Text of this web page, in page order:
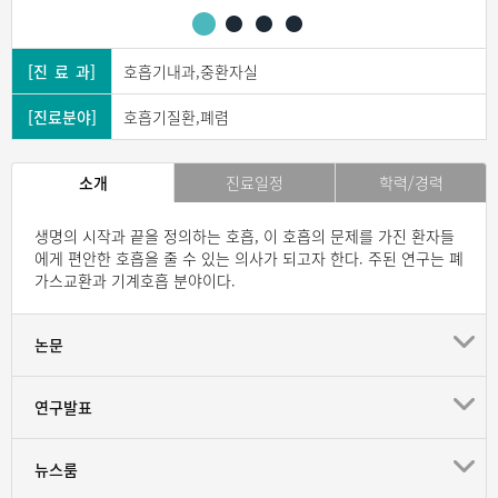
[진 료 과] 호흡기내과,중환자실
[진료분야] 호흡기질환,폐렴
소개 진료일정 학력/경력
생명의 시작과 끝을 정의하는 호흡, 이 호흡의 문제를 가진 환자들
에게 편안한 호흡을 줄 수 있는 의사가 되고자 한다. 주된 연구는 폐
가스교환과 기계호흡 분야이다.
논문
연구발표
뉴스룸